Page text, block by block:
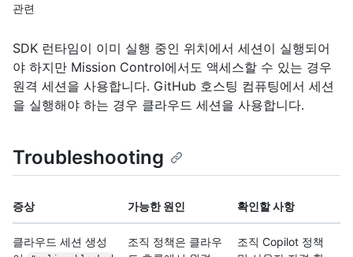
관련
SDK 런타임이 이미 실행 중인 위치에서 세션이 실행되어
야 하지만 Mission Control에서도 액세스할 수 있는 경우
원격 세션을 사용합니다. GitHub 호스팅 컴퓨팅에서 세션
을 실행해야 하는 경우 클라우드 세션을 사용합니다.
Troubleshooting
증상 가능한 원인 확인할 사항
클라우드 세션 생성
조직 정책은 클라우
조직 Copilot 정책